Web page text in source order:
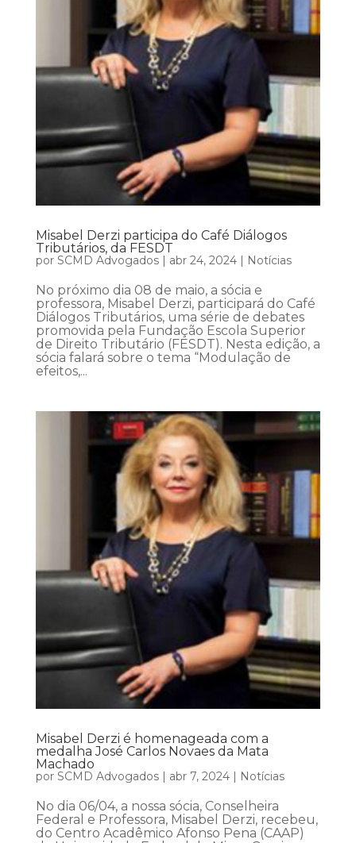
Misabel Derzi participa do Café Diálogos
Tributários, da FESDT
por SCMD Advogados| abr 24, 2024| Notícias
No próximo dia 08 de maio, a sócia e
professora, Misabel Derzi, participará do Café
Diálogos Tributários, uma série de debates
promovida pela Fundação Escola Superior
de Direito Tributário (FESDT). Nesta edição, a
sócia falará sobre o tema “Modulação de
efeitos,...
Misabel Derzi é homenageada com a
medalha José Carlos Novaes da Mata
Machado
por SCMD Advogados| abr 7, 2024| Notícias
No dia 06/04, a nossa sócia, Conselheira
Federal e Professora, Misabel Derzi, recebeu,
do Centro Acadêmico Afonso Pena (CAAP)